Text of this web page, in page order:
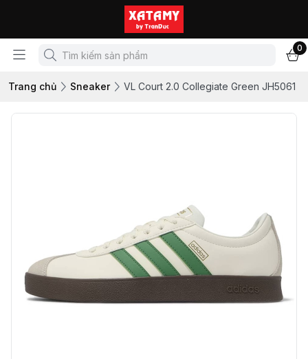
0
Trang chủ Sneaker VL Court 2.0 Collegiate Green JH5061